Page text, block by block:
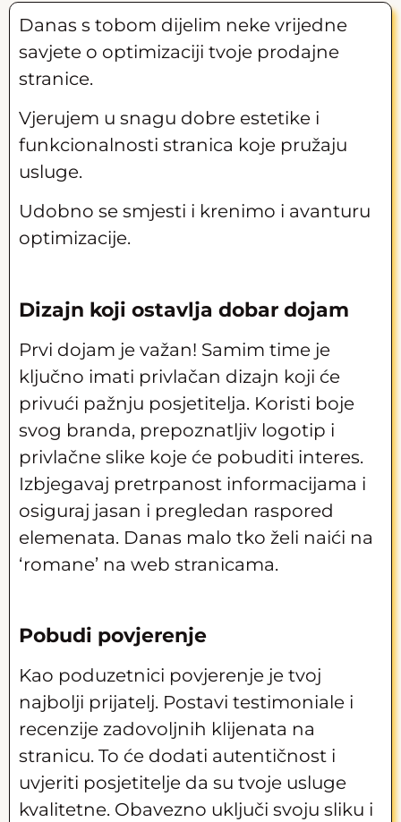
Danas s tobom dijelim neke vrijedne
savjete o optimizaciji tvoje prodajne
stranice.
Vjerujem u snagu dobre estetike i
funkcionalnosti stranica koje pružaju
usluge.
Udobno se smjesti i krenimo i avanturu
optimizacije.
Dizajn koji ostavlja dobar dojam
Prvi dojam je važan! Samim time je
ključno imati privlačan dizajn koji će
privući pažnju posjetitelja. Koristi boje
svog branda, prepoznatljiv logotip i
privlačne slike koje će pobuditi interes.
Izbjegavaj pretrpanost informacijama i
osiguraj jasan i pregledan raspored
elemenata. Danas malo tko želi naići na
‘romane’ na web stranicama.
Pobudi povjerenje
Kao poduzetnici povjerenje je tvoj
najbolji prijatelj. Postavi testimoniale i
recenzije zadovoljnih klijenata na
stranicu. To će dodati autentičnost i
uvjeriti posjetitelje da su tvoje usluge
kvalitetne. Obavezno uključi svoju sliku i